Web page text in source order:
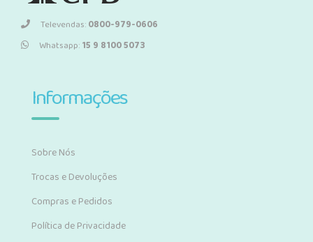
Televendas:0800-979-0606
Whatsapp:15 9 8100 5073
Informações
Sobre Nós
Trocas e Devoluções
Compras e Pedidos
Política de Privacidade